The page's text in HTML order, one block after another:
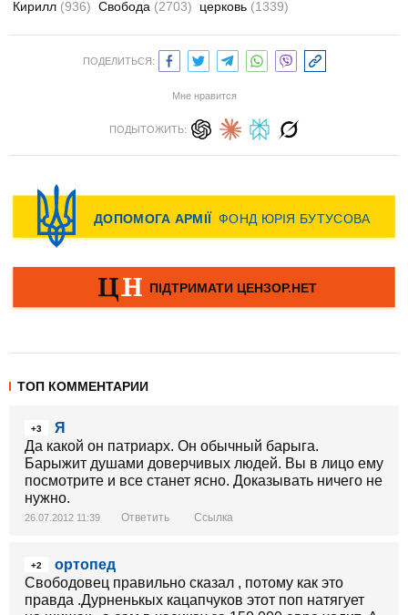
Кирилл (936) Свобода (2703) церковь (1339)
ПОДЕЛИТЬСЯ:
Мне нравится
ПОДЫТОЖИТЬ:
ТОП КОММЕНТАРИИ
+3
Я
Да какой он патриарх. Он обычный барыга.
Барыжит душами доверчивых людей. Вы в лицо ему
посмотрите и все станет ясно. Доказывать ничего не
нужно.
26.07.2012 11:39 Ответить Ссылка
+2
ортопед
Свободовец правильно сказал , потому как это
правда .Дурненькых кацапчуков этот поп натягует